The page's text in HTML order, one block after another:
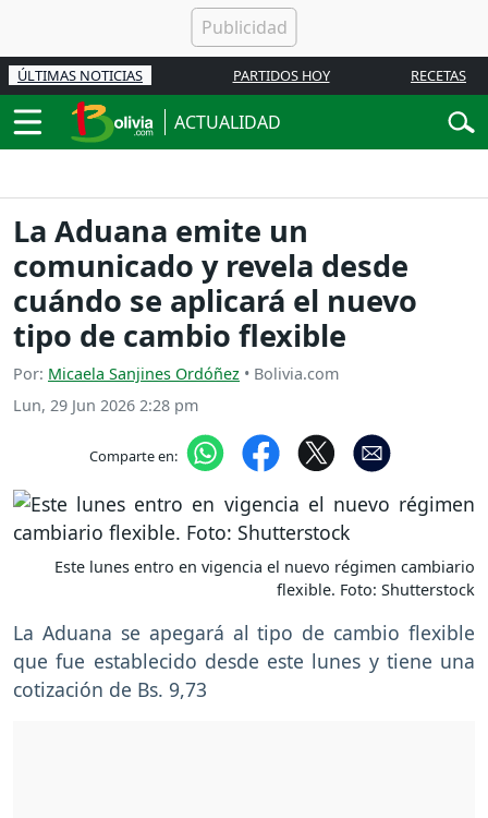
ÚLTIMAS NOTICIAS PARTIDOS HOY RECETAS
ACTUALIDAD
La Aduana emite un
comunicado y revela desde
cuándo se aplicará el nuevo
tipo de cambio flexible
Por: Micaela Sanjines Ordóñez • Bolivia.com
Lun, 29 Jun 2026 2:28 pm
Comparte en:
Este lunes entro en vigencia el nuevo régimen cambiario
flexible. Foto: Shutterstock
La Aduana se apegará al tipo de cambio flexible
que fue establecido desde este lunes y tiene una
cotización de Bs. 9,73